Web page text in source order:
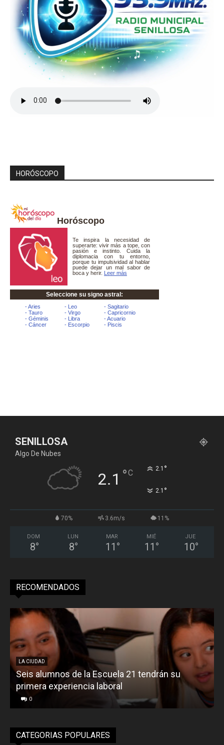
HORÓSCOPO
Horóscopo
SENILLOSA
Algo De Nubes
2.1 °C 2.1 °
2.1 °
70% 3.6m/s 11%
DOM
8°
LUN
8°
MAR
11 °
MIÉ
11 °
JUE
10°
RECOMENDADOS
LA CIUDAD
Seis alumnos de la Escuela 21 tendrán su
primera experiencia laboral
0
CATEGORIAS POPULARES